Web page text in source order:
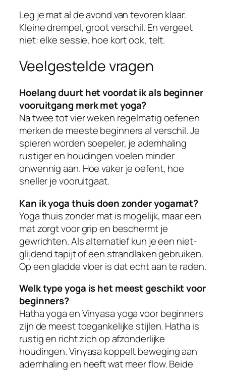
Leg je mat al de avond van tevoren klaar.
Kleine drempel, groot verschil. En vergeet
niet: elke sessie, hoe kort ook, telt.
Veelgestelde vragen
Hoelang duurt het voordat ik als beginner
vooruitgang merk met yoga?
Na twee tot vier weken regelmatig oefenen
merken de meeste beginners al verschil. Je
spieren worden soepeler, je ademhaling
rustiger en houdingen voelen minder
onwennig aan. Hoe vaker je oefent, hoe
sneller je vooruitgaat.
Kan ik yoga thuis doen zonder yogamat?
Yoga thuis zonder mat is mogelijk, maar een
mat zorgt voor grip en beschermt je
gewrichten. Als alternatief kun je een niet-
glijdend tapijt of een strandlaken gebruiken.
Op een gladde vloer is dat echt aan te raden.
Welk type yoga is het meest geschikt voor
beginners?
Hatha yoga en Vinyasa yoga voor beginners
zijn de meest toegankelijke stijlen. Hatha is
rustig en richt zich op afzonderlijke
houdingen. Vinyasa koppelt beweging aan
ademhaling en heeft wat meer flow. Beide